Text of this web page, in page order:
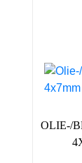
OLIE-/